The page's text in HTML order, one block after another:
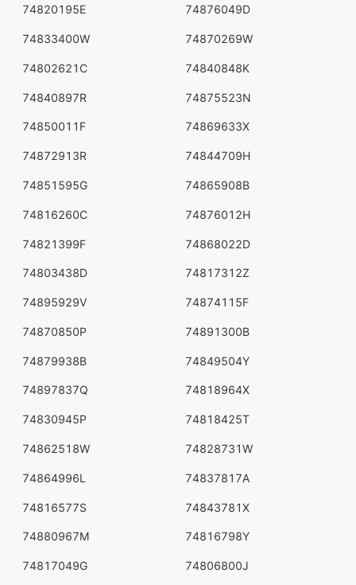
74820195E 74876049D
74833400W 74870269W
74802621C 74840848K
74840897R 74875523N
74850011F 74869633X
74872913R 74844709H
74851595G 74865908B
74816260C 74876012H
74821399F 74868022D
74803438D 74817312Z
74895929V 74874115F
74870850P 74891300B
74879938B 74849504Y
74897837Q 74818964X
74830945P 74818425T
74862518W 74828731W
74864996L 74837817A
74816577S 74843781X
74880967M 74816798Y
74817049G 74806800J